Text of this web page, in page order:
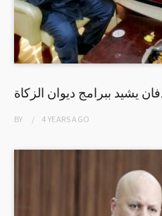
يشيد ببرامج ديوان الزكاة
BY 4 YEARSAGO